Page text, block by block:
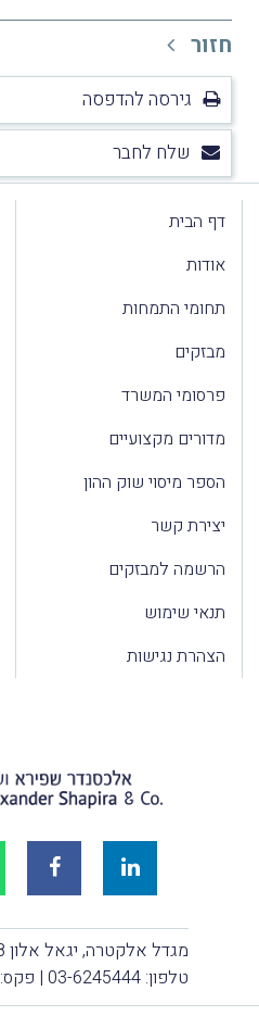
חזור
גירסה להדפסה
שלח לחבר
דף הבית
אודות
תחומי התמחות
מבזקים
פרסומי המשרד
מדורים מקצועיים
הספר מיסוי שוק ההון
יצירת קשר
הרשמה למבזקים
תנאי שימוש
הצהרת נגישות
מגדל אלקטרה, יגאל אלון 98, תל-אביב 6789141
טלפון: 03-6245444 | פקס: 03-6245999